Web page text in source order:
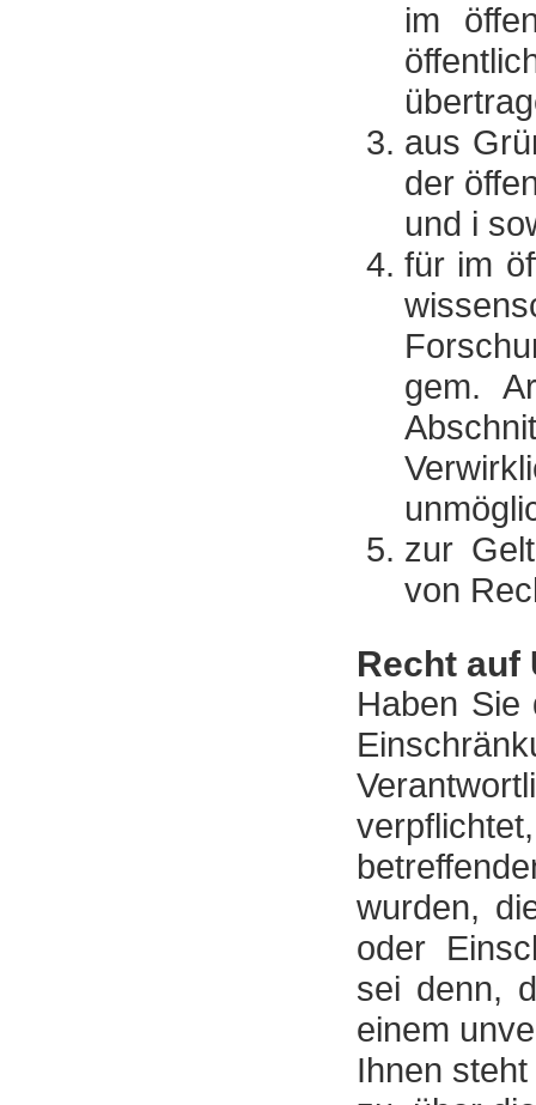
im
aus
der
und i
für im
gem.
zur
von
Recht auf
Haben Sie
wurden,
oder
sei denn,
einem
Ihnen